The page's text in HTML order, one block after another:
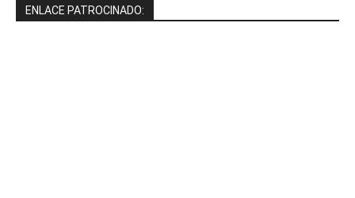
ENLACE PATROCINADO: